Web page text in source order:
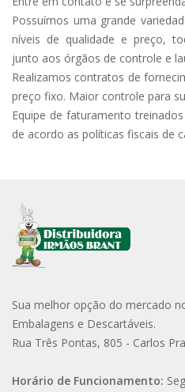
Possuímos uma grande
níveis de qualidade e preço,
junto aos órgãos de controle e
Realizamos contratos de
preço fixo. Maior controle para
Equipe de faturamento
de acordo as políticas fiscais de
Sua melhor opção do mercado
Embalagens e Descartáveis.
Rua Três Pontas, 805 - Carlos
Horário de Funcionamento: